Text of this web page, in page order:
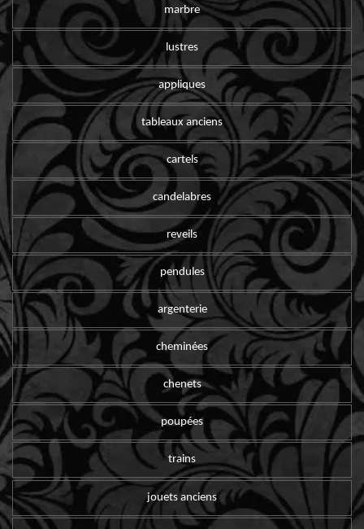
marbre
lustres
appliques
tableaux anciens
cartels
candelabres
reveils
pendules
argenterie
cheminées
chenets
poupées
trains
jouets anciens